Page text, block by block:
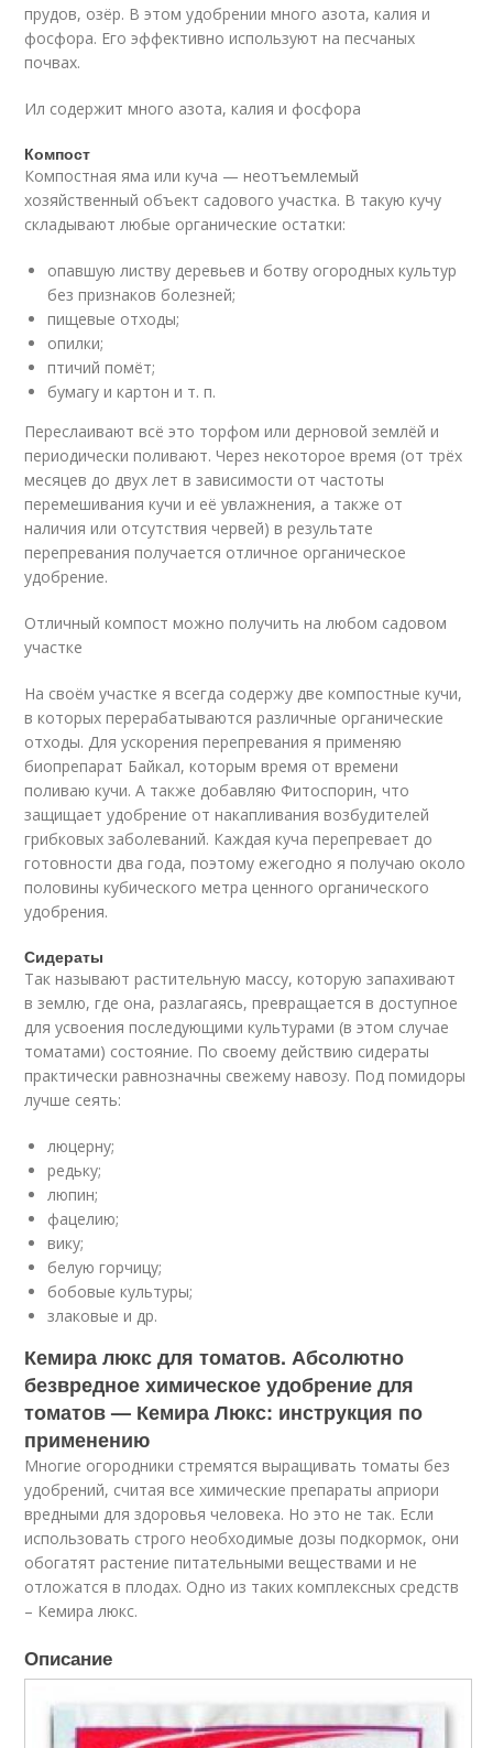
прудов, озёр. В этом удобрении много азота, калия и
фосфора. Его эффективно используют на песчаных
почвах.
Ил содержит много азота, калия и фосфора
Компост
Компостная яма или куча — неотъемлемый
хозяйственный объект садового участка. В такую кучу
складывают любые органические остатки:
опавшую листву деревьев и ботву огородных культур
без признаков болезней;
пищевые отходы;
опилки;
птичий помёт;
бумагу и картон и т. п.
Переслаивают всё это торфом или дерновой землёй и
периодически поливают. Через некоторое время (от трёх
месяцев до двух лет в зависимости от частоты
перемешивания кучи и её увлажнения, а также от
наличия или отсутствия червей) в результате
перепревания получается отличное органическое
удобрение.
Отличный компост можно получить на любом садовом
участке
На своём участке я всегда содержу две компостные кучи,
в которых перерабатываются различные органические
отходы. Для ускорения перепревания я применяю
биопрепарат Байкал, которым время от времени
поливаю кучи. А также добавляю Фитоспорин, что
защищает удобрение от накапливания возбудителей
грибковых заболеваний. Каждая куча перепревает до
готовности два года, поэтому ежегодно я получаю около
половины кубического метра ценного органического
удобрения.
Сидераты
Так называют растительную массу, которую запахивают
в землю, где она, разлагаясь, превращается в доступное
для усвоения последующими культурами (в этом случае
томатами) состояние. По своему действию сидераты
практически равнозначны свежему навозу. Под помидоры
лучше сеять:
люцерну;
редьку;
люпин;
фацелию;
вику;
белую горчицу;
бобовые культуры;
злаковые и др.
Кемира люкс для томатов. Абсолютно
безвредное химическое удобрение для
томатов — Кемира Люкс: инструкция по
применению
Многие огородники стремятся выращивать томаты без
удобрений, считая все химические препараты априори
вредными для здоровья человека. Но это не так. Если
использовать строго необходимые дозы подкормок, они
обогатят растение питательными веществами и не
отложатся в плодах. Одно из таких комплексных средств
– Кемира люкс.
Описание